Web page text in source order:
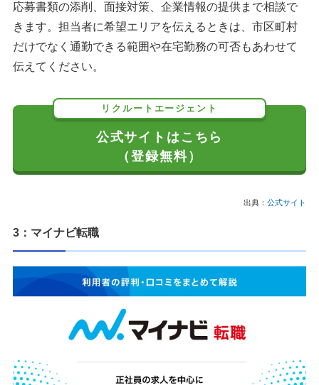
応募書類の添削、面接対策、企業情報の提供まで相談で
きます。担当者に希望エリアを伝えるときは、市区町村
だけでなく通勤できる範囲や在宅勤務の可否もあわせて
伝えてください。
リクルートエージェント
公式サイトはこちら
（登録無料）
出典： 公式サイト
3：マイナビ転職